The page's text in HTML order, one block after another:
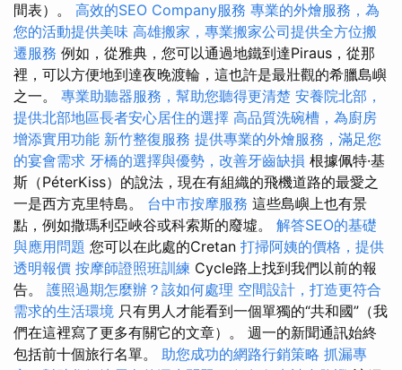
間表）。 高效的SEO Company服務 專業的外燴服務，為
您的活動提供美味 高雄搬家，專業搬家公司提供全方位搬
遷服務 例如，從雅典，您可以通過地鐵到達Piraus，從那
裡，可以方便地到達夜晚渡輪，這也許是最壯觀的希臘島嶼
之一。 專業助聽器服務，幫助您聽得更清楚 安養院北部，
提供北部地區長者安心居住的選擇 高品質洗碗槽，為廚房
增添實用功能 新竹整復服務 提供專業的外燴服務，滿足您
的宴會需求 牙橋的選擇與優勢，改善牙齒缺損 根據佩特·基
斯（PéterKiss）的說法，現在有組織的飛機道路的最愛之
一是西方克里特島。 台中市按摩服務 這些島嶼上也有景
點，例如撒瑪利亞峽谷或科索斯的廢墟。 解答SEO的基礎
與應用問題 您可以在此處的Cretan 打掃阿姨的價格，提供
透明報價 按摩師證照班訓練 Cycle路上找到我們以前的報
告。 護照過期怎麼辦？該如何處理 空間設計，打造更符合
需求的生活環境 只有男人才能看到一個單獨的“共和國”（我
們在這裡寫了更多有關它的文章）。 週一的新聞通訊始終
包括前十個旅行名單。 助您成功的網路行銷策略 抓漏專